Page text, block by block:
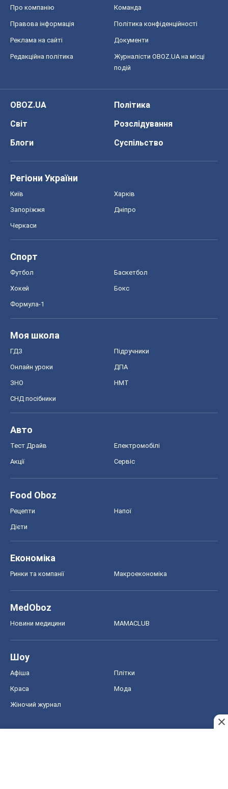
Про компанію Команда
Правова інформація Політика конфіденційності
Реклама на сайті Документи
Редакційна політика
Журналісти OBOZ.UA на місці
подій
OBOZ.UA
Політика
Світ
Розслідування
Блоги
Суспільство
Регіони України
Київ Харків
Запоріжжя Дніпро
Черкаси
Спорт
Футбол Баскетбол
Хокей Бокс
Формула-1
Моя школа
ГДЗ Підручники
Онлайн уроки ДПА
ЗНО НМТ
СНД посібники
Авто
Тест Драйв Електромобілі
Акції Сервіс
Food Oboz
Рецепти Напої
Дієти
Економіка
Ринки та компанії Макроекономіка
MedOboz
Новини медицини MAMACLUB
Шоу
Афіша Плітки
Краса Мода
Жіночий журнал